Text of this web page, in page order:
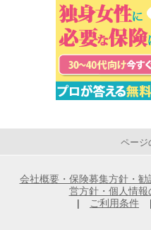
ページ
会社概要・保険募集方針・
営方針・個人情
|
ご利用条件 |